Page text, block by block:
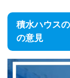
積水ハウス
の意見